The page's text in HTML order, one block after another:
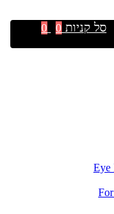
סל קניות 0
0